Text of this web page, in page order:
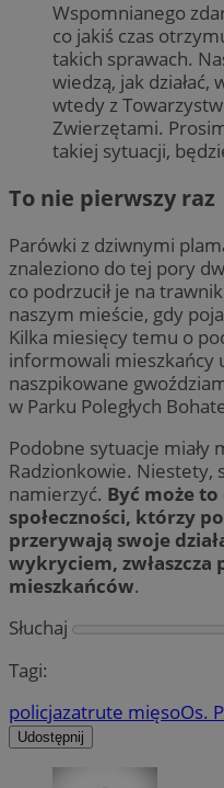
Wspomnianego
co jakiś czas
takich sprawach.
wiedzą, jak działać,
wtedy z
Zwierzętami.
takiej sytuacji,
To nie pierwszy raz
Parówki z dziwnymi
znaleziono do tej pory
co podrzucił je na
naszym mieście, gdy
Kilka miesięcy temu o
informowali mieszkańcy
naszpikowane
w Parku Poległych
Podobne sytuacje miały
Radzionkowie. Niestety,
namierzyć. Być może
społeczności, którzy
przerywają swoje
wykryciem, zwłaszcza
mieszkańców.
Słuchaj
Tagi:
policjazatrute mięsoOs.
Udostępnij